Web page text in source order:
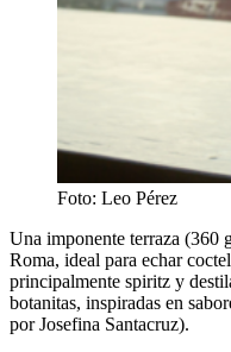
Foto: Leo Pérez
Una imponente terraza (360
Roma, ideal para echar coctel
principalmente spiritz y
botanitas, inspiradas en
por Josefina Santacruz).